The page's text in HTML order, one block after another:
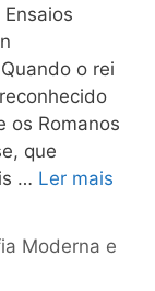
o rei
os Romanos
que
… Ler mais
Moderna e